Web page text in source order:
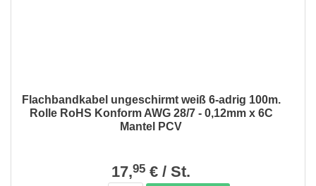
Flachbandkabel ungeschirmt weiß 6-adrig 100m.
Rolle RoHS Konform AWG 28/7 - 0,12mm x 6C
Mantel PCV
17,95 € / St.